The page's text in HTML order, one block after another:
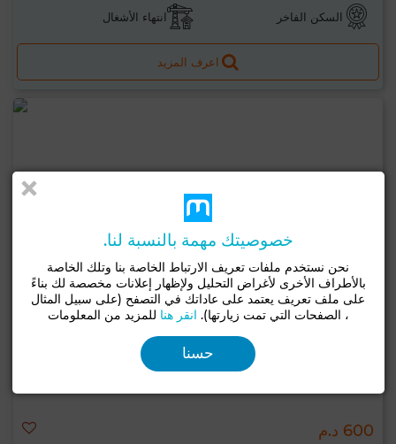
السكن الفاخر انتهاء الأشغال
اعرف المزيد
600 د.م
خصوصيتك مهمة بالنسبة لنا.
نحن نستخدم ملفات تعريف الارتباط الخاصة بنا وتلك الخاصة
بالأطراف الأخرى لأغراض التحليل ولإظهار إعلانات مخصصة لك بناءً
على ملف تعريف يعتمد على عاداتك في التصفح (على سبيل المثال
، الصفحات التي تمت زيارتها). انقر هنا للمزيد من المعلومات
حسنا